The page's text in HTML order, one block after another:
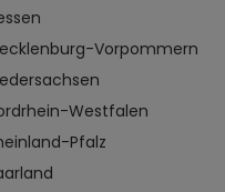
Vorpommern
Westfalen
Pfalz